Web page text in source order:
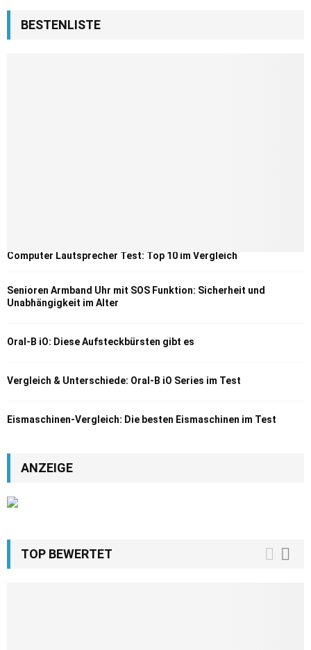
BESTENLISTE
Computer Lautsprecher Test: Top 10 im Vergleich
Senioren Armband Uhr mit SOS Funktion: Sicherheit und
Unabhängigkeit im Alter
Oral-B iO: Diese Aufsteckbürsten gibt es
Vergleich & Unterschiede: Oral-B iO Series im Test
Eismaschinen-Vergleich: Die besten Eismaschinen im Test
ANZEIGE
TOP BEWERTET